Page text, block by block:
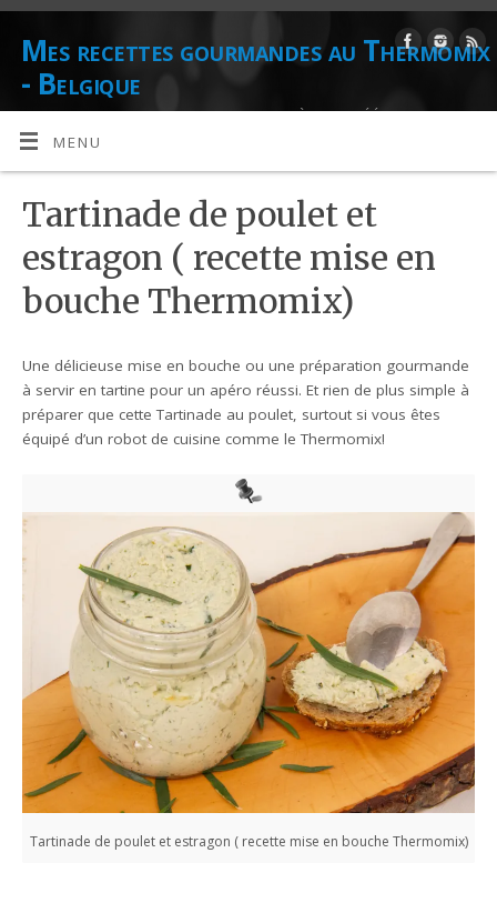
Mes recettes gourmandes au Thermomix
- Belgique
DE L'AUTEUR CULINAIRE ET CONSEILLÈRE AGRÉÉE THERMOMIX
DANIELLE LIONS
MENU
Tartinade de poulet et
estragon ( recette mise en
bouche Thermomix)
Une délicieuse mise en bouche ou une préparation gourmande
à servir en tartine pour un apéro réussi. Et rien de plus simple à
préparer que cette Tartinade au poulet, surtout si vous êtes
équipé d’un robot de cuisine comme le Thermomix!
Tartinade de poulet et estragon ( recette mise en bouche Thermomix)